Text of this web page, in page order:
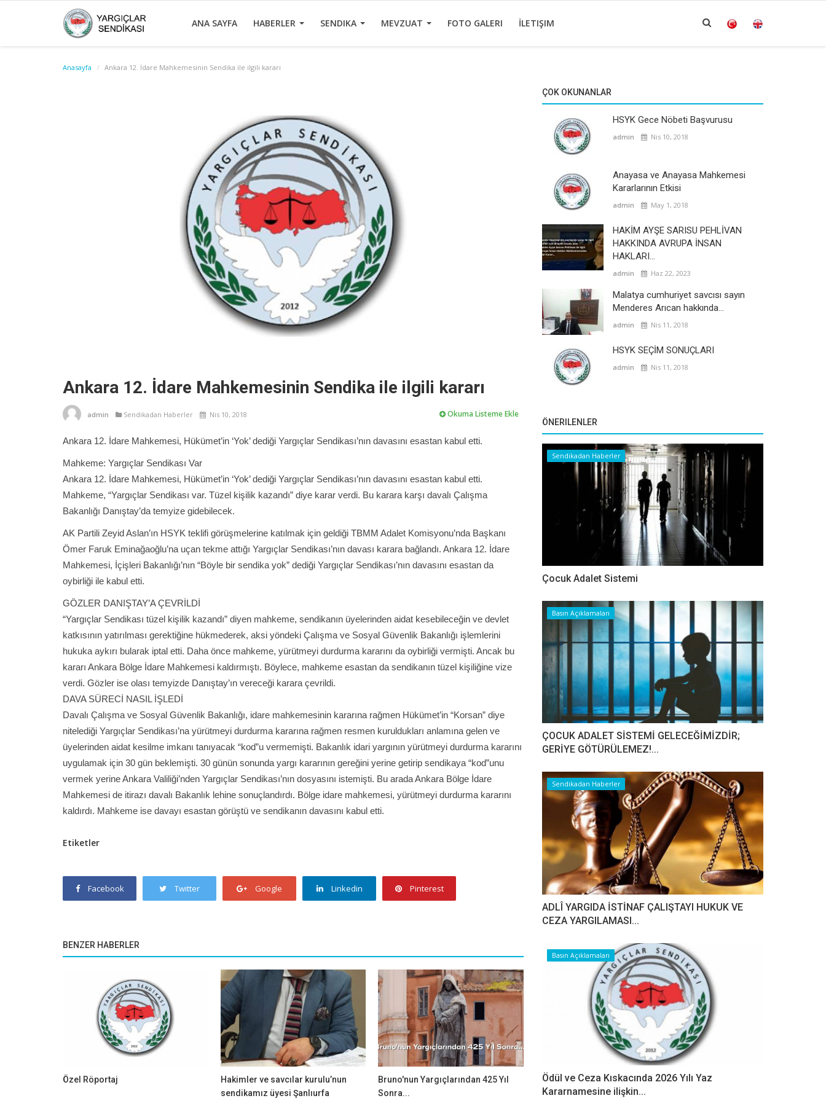
ANA SAYFA HABERLER SENDIKA MEVZUAT FOTO GALERI İLETIŞIM
Anasayfa Ankara 12. İdare Mahkemesinin Sendika ile ilgili kararı
Ankara 12. İdare Mahkemesinin Sendika ile ilgili kararı
admin Sendikadan Haberler Nis 10, 2018 Okuma Listeme Ekle
Ankara 12. İdare Mahkemesi, Hükümet’in ‘Yok’ dediği Yargıçlar Sendikası’nın davasını esastan kabul etti.
Mahkeme: Yargıçlar Sendikası Var
Ankara 12. İdare Mahkemesi, Hükümet’in ‘Yok’ dediği Yargıçlar Sendikası’nın davasını esastan kabul etti.
Mahkeme, “Yargıçlar Sendikası var. Tüzel kişilik kazandı” diye karar verdi. Bu karara karşı davalı Çalışma
Bakanlığı Danıştay’da temyize gidebilecek.
AK Partili Zeyid Aslan’ın HSYK teklifi görüşmelerine katılmak için geldiği TBMM Adalet Komisyonu’nda Başkanı
Ömer Faruk Eminağaoğlu’na uçan tekme attığı Yargıçlar Sendikası’nın davası karara bağlandı. Ankara 12. İdare
Mahkemesi, İçişleri Bakanlığı’nın “Böyle bir sendika yok” dediği Yargıçlar Sendikası’nın davasını esastan da
oybirliği ile kabul etti.
GÖZLER DANIŞTAY’A ÇEVRİLDİ
“Yargıçlar Sendikası tüzel kişilik kazandı” diyen mahkeme, sendikanın üyelerinden aidat kesebileceğin ve devlet
katkısının yatırılması gerektiğine hükmederek, aksi yöndeki Çalışma ve Sosyal Güvenlik Bakanlığı işlemlerini
hukuka aykırı bularak iptal etti. Daha önce mahkeme, yürütmeyi durdurma kararını da oybirliği vermişti. Ancak bu
kararı Ankara Bölge İdare Mahkemesi kaldırmıştı. Böylece, mahkeme esastan da sendikanın tüzel kişiliğine vize
verdi. Gözler ise olası temyizde Danıştay’ın vereceği karara çevrildi.
DAVA SÜRECİ NASIL İŞLEDİ
Davalı Çalışma ve Sosyal Güvenlik Bakanlığı, idare mahkemesinin kararına rağmen Hükümet’in “Korsan” diye
nitelediği Yargıçlar Sendikası’na yürütmeyi durdurma kararına rağmen resmen kuruldukları anlamına gelen ve
üyelerinden aidat kesilme imkanı tanıyacak “kod”u vermemişti. Bakanlık idari yargının yürütmeyi durdurma kararını
uygulamak için 30 gün beklemişti. 30 günün sonunda yargı kararının gereğini yerine getirip sendikaya “kod”unu
vermek yerine Ankara Valiliği’nden Yargıçlar Sendikası’nın dosyasını istemişti. Bu arada Ankara Bölge İdare
Mahkemesi de itirazı davalı Bakanlık lehine sonuçlandırdı. Bölge idare mahkemesi, yürütmeyi durdurma kararını
kaldırdı. Mahkeme ise davayı esastan görüştü ve sendikanın davasını kabul etti.
Etiketler
Facebook Twitter Google Linkedin Pinterest
BENZER HABERLER
Özel Röportaj
Hakimler ve savcılar kurulu’nun
sendikamız üyesi Şanlıurfa
Bruno'nun Yargıçlarından 425 Yıl
Sonra...
ÇOK OKUNANLAR
HSYK Gece Nöbeti Başvurusu
admin Nis 10, 2018
Anayasa ve Anayasa Mahkemesi
Kararlarının Etkisi
admin May 1, 2018
HAKİM AYŞE SARISU PEHLİVAN
HAKKINDA AVRUPA İNSAN
HAKLARI...
admin Haz 22, 2023
Malatya cumhuriyet savcısı sayın
Menderes Arıcan hakkında...
admin Nis 11, 2018
HSYK SEÇİM SONUÇLARI
admin Nis 11, 2018
ÖNERILENLER
Sendikadan Haberler
Çocuk Adalet Sistemi
Basın Açıklamaları
ÇOCUK ADALET SİSTEMİ GELECEĞİMİZDİR;
GERİYE GÖTÜRÜLEMEZ!...
Sendikadan Haberler
ADLÎ YARGIDA İSTİNAF ÇALIŞTAYI HUKUK VE
CEZA YARGILAMASI...
Basın Açıklamaları
Ödül ve Ceza Kıskacında 2026 Yılı Yaz
Kararnamesine ilişkin...